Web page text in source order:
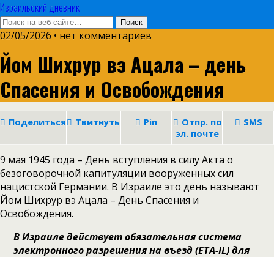
Израильский дневник
02/05/2026 • нет комментариев
Йом Шихрур вэ Ацала – день
Спасения и Освобождения
Поделиться Твитнуть Pin
Отпр. по
эл. почте
SMS
9 мая 1945 года – День вступления в силу Акта о
безоговорочной капитуляции вооруженных сил
нацистской Германии. В Израиле это день называют
Йом Шихрур вэ Ацала – День Спасения и
Освобождения.
ВИзраиле действует обязательная система
электронного разрешения на въезд(ETA-IL)для